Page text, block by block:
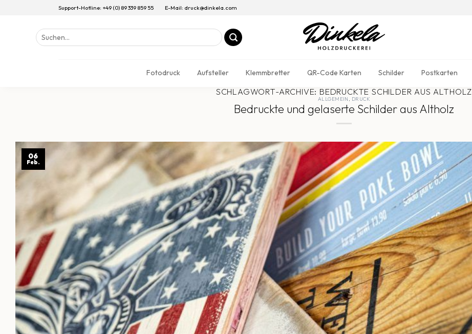
Support-Hotline: +49 (0) 89 339 859 55 E-Mail: druck@dinkela.com
Suchen
nach:
Fotodruck Aufsteller Klemmbretter QR-Code Karten Schilder Postkarten
SCHLAGWORT-ARCHIVE: BEDRUCKTE SCHILDER AUS ALTHOLZ
ALLGEMEIN , DRUCK
Bedruckte und gelaserte Schilder aus Altholz
06
Feb.